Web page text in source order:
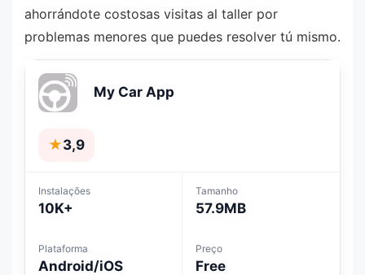
ahorrándote costosas visitas al taller por
problemas menores que puedes resolver tú mismo.
My Car App
★3,9
Instalações
10K+
Tamanho
57.9MB
Plataforma
Android/iOS
Preço
Free